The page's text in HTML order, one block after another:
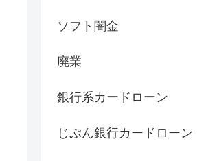
ソフト闇金
廃業
銀行系カードローン
じぶん銀行カードローン